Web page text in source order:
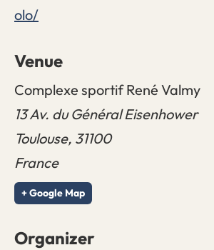
olo/
Venue
Complexe sportif René Valmy
13 Av. du Général Eisenhower
Toulouse, 31100
France
+ Google Map
Organizer